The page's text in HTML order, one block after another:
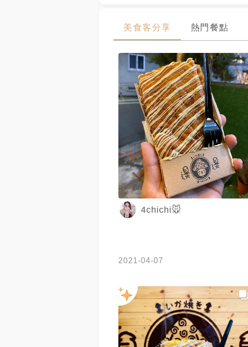
美食客分享 熱門餐點
4chichi🐭
2021-04-07